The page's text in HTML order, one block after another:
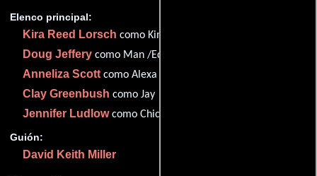
Elenco principal:
Kira Reed Lorsch como Kim (as Kira Reed)
Doug Jeffery como Man /Edward
Anneliza Scottcomo Alexa
Clay Greenbush como Jay
Jennifer Ludlowcomo Chica
Guión:
David Keith Miller